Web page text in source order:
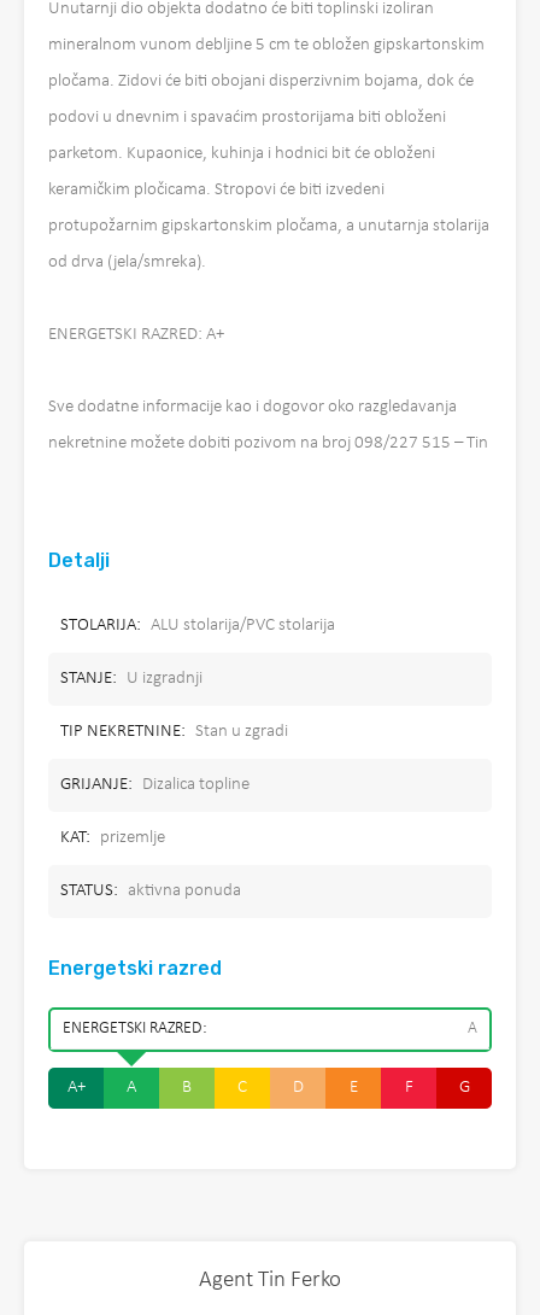
Unutarnji dio objekta dodatno će biti toplinski izoliran
mineralnom vunom debljine 5 cm te obložen gipskartonskim
pločama. Zidovi će biti obojani disperzivnim bojama, dok će
podovi u dnevnim i spavaćim prostorijama biti obloženi
parketom. Kupaonice, kuhinja i hodnici bit će obloženi
keramičkim pločicama. Stropovi će biti izvedeni
protupožarnim gipskartonskim pločama, a unutarnja stolarija
od drva (jela/smreka).
ENERGETSKI RAZRED: A+
Sve dodatne informacije kao i dogovor oko razgledavanja
nekretnine možete dobiti pozivom na broj 098/227 515 – Tin
Detalji
STOLARIJA: ALU stolarija/PVC stolarija
STANJE: U izgradnji
TIP NEKRETNINE: Stan u zgradi
GRIJANJE: Dizalica topline
KAT: prizemlje
STATUS: aktivna ponuda
Energetski razred
ENERGETSKI RAZRED: A
A+ A B C D E F G
Agent Tin Ferko